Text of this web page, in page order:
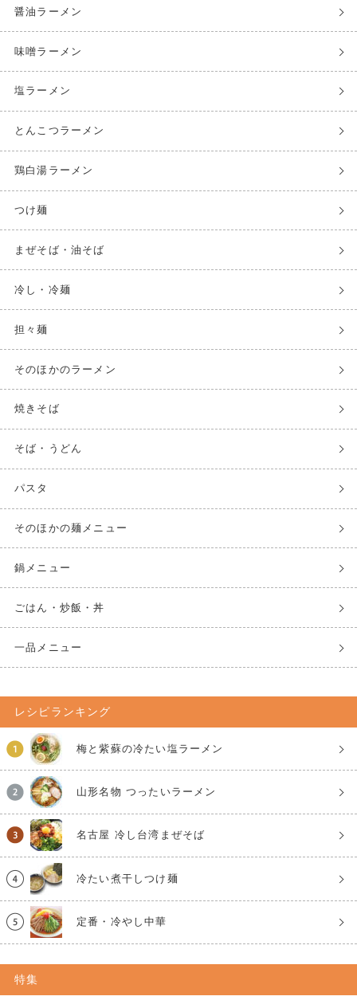
醤油ラーメン
味噌ラーメン
塩ラーメン
とんこつラーメン
鶏白湯ラーメン
つけ麺
まぜそば・油そば
冷し・冷麺
担々麺
そのほかのラーメン
焼きそば
そば・うどん
パスタ
そのほかの麺メニュー
鍋メニュー
ごはん・炒飯・丼
一品メニュー
レシピランキング
梅と紫蘇の冷たい塩ラーメン
山形名物 つったいラーメン
名古屋 冷し台湾まぜそば
冷たい煮干しつけ麺
定番・冷やし中華
特集